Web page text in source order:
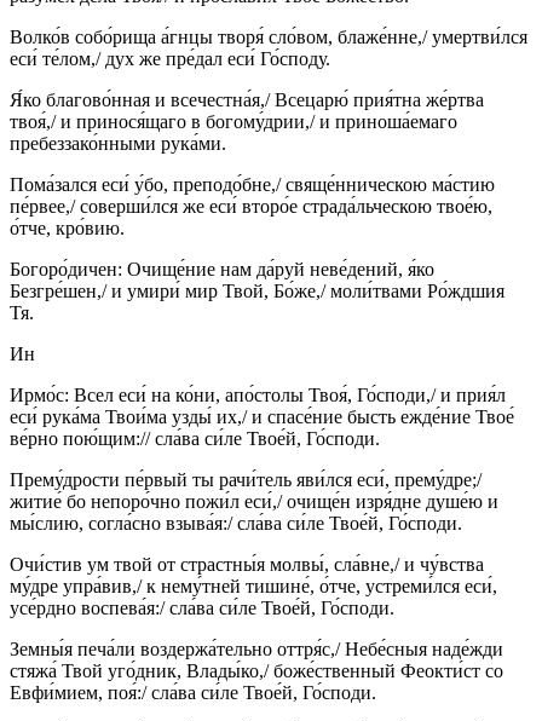
Волко́в собо́рища а́гнцы творя́ сло́вом, блаже́нне,/ умертви́лся
еси́ те́лом,/ дух же пре́дал еси́ Го́споду.
Я́ко благово́нная и всечестна́я,/ Всецарю́ прия́тна же́ртва
твоя́,/ и принося́щаго в богому́дрии,/ и приноша́емаго
пребеззако́нными рука́ми.
Пома́зался еси́ у́бо, преподо́бне,/ свяще́нническою ма́стию
пе́рвее,/ соверши́лся же еси́ второ́е страда́льческою твое́ю,
о́тче, кро́вию.
Богоро́дичен: Очище́ние нам да́руй неве́дений, я́ко
Безгре́шен,/ и умири́ мир Твой, Бо́же,/ моли́твами Ро́ждшия
Тя.
Ин
Ирмо́с: Всел еси́ на ко́ни, апо́столы Твоя́, Го́споди,/ и прия́л
еси́ рука́ма Твои́ма узды́ их,/ и спасе́ние бысть ежде́ние Твое́
ве́рно пою́щим:// сла́ва си́ле Твое́й, Го́споди.
Прему́дрости пе́рвый ты рачи́тель яви́лся еси́, прему́дре;/
житие́ бо непоро́чно пожи́л еси́,/ очище́н изря́дне душе́ю и
мы́слию, согла́сно взыва́я:/ сла́ва си́ле Твое́й, Го́споди.
Очи́стив ум твой от страстны́я молвы́, сла́вне,/ и чу́вства
му́дре упра́вив,/ к нему́тней тишине́, о́тче, устреми́лся еси́,
усе́рдно воспева́я:/ сла́ва си́ле Твое́й, Го́споди.
Земны́я печа́ли воздержа́тельно оттря́с,/ Небе́сныя наде́жди
стяжа́ Твой уго́дник, Влады́ко,/ боже́ственный Феокти́ст со
Евфи́мием, поя́:/ сла́ва си́ле Твое́й, Го́споди.